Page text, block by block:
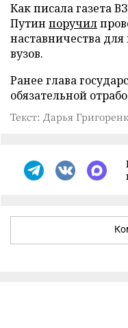
Как писала газета
Путин поручил
наставничества
вузов.
Ранее глава
обязательной
Текст: Дарья